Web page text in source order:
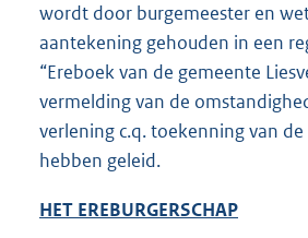
wordt door burgemeester en
aantekening gehouden in een
“Ereboek van de gemeente
vermelding van de
verlening c.q. toekenning van
hebben geleid.
HET EREBURGERSCHAP